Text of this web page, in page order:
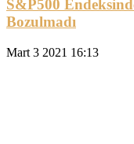
S&P500
Bozulmadı
Mart 3 2021 16:13